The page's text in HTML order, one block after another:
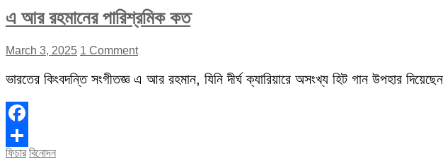
এ আর রহমানের পারিশ্রমিক কত
March 3, 2025 1 Comment
ভারতের কিংবদন্তি সংগীতজ্ঞ এ আর রহমান, যিনি দীর্ঘ ক্যারিয়ারে অসংখ্য হিট গান উপহার
Facebook
Share
ফিচার বিনোদন